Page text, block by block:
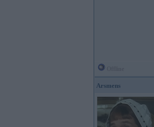
Arsmens